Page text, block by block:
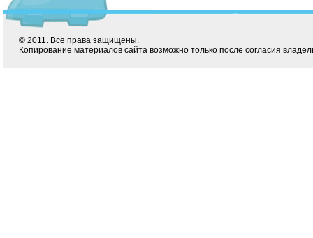
© 2011. Все права защищены.
Копирование материалов сайта возможно только после согласия